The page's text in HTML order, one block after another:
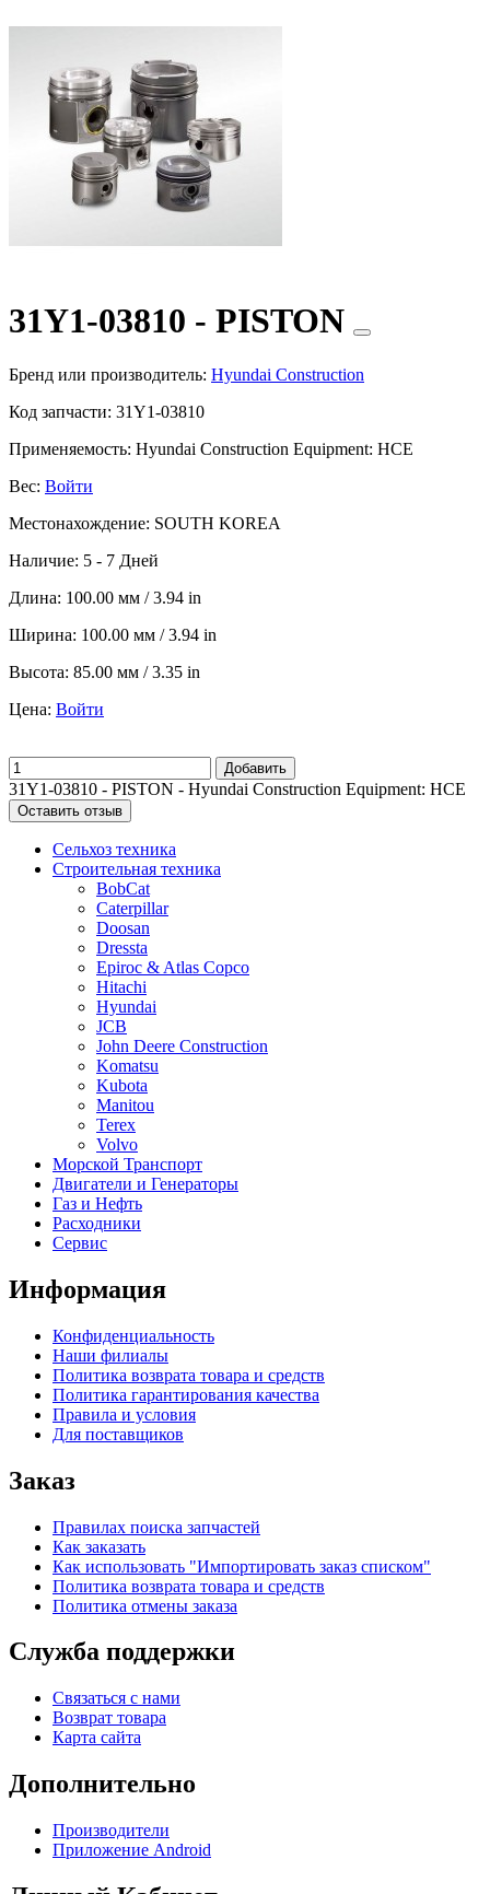
31Y1-03810 - PISTON
Бренд или производитель: Hyundai Construction
Код запчасти: 31Y1-03810
Применяемость: Hyundai Construction Equipment: HCE
Вес: Войти
Местонахождение: SOUTH KOREA
Наличие: 5 - 7 Дней
Длина: 100.00 мм / 3.94 in
Ширина: 100.00 мм / 3.94 in
Высота: 85.00 мм / 3.35 in
Цена: Войти
Добавить
31Y1-03810 - PISTON - Hyundai Construction Equipment: HCE
Оставить отзыв
Сельхоз техника
Строительная техника
BobCat
Caterpillar
Doosan
Dressta
Epiroc & Atlas Copco
Hitachi
Hyundai
JCB
John Deere Construction
Komatsu
Kubota
Manitou
Terex
Volvo
Морской Транспорт
Двигатели и Генераторы
Газ и Нефть
Расходники
Сервис
Информация
Конфиденциальность
Наши филиалы
Политика возврата товара и средств
Политика гарантирования качества
Правила и условия
Для поставщиков
Заказ
Правилах поиска запчастей
Как заказать
Как использовать "Импортировать заказ списком"
Политика возврата товара и средств
Политика отмены заказа
Служба поддержки
Связаться с нами
Возврат товара
Карта сайта
Дополнительно
Производители
Приложение Android